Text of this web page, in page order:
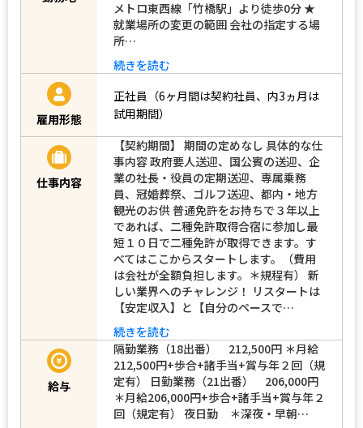
メトロ東西線「竹橋駅」より徒歩0分 ★
就業場所の変更の範囲 会社の指定する場
所…
続きを読む
雇用形態
正社員（6ヶ月間は契約社員、内3ヵ月は
試用期間）
仕事内容
【契約期間】 期間の定めなし 具体的な仕
事内容 政府要人送迎、国公賓の送迎、企
業の社長・役員の定期送迎、専属乗務
員、冠婚葬祭、ゴルフ送迎、都内・地方
観光のお供 普通免許をお持ちで３年以上
であれば、二種免許取得合宿に参加し最
短１０日で二種免許が取得できます。す
べてはここからスタートします。（費用
は会社が全額負担します。＊規程有） 新
しい業界へのチャレンジ！ リスタートは
【安定収入】と【自分のペースで…
続きを読む
給与
隔勤業務（18出番） 212,500円 ＊月給
212,500円+歩合+諸手当+賞与年２回（規
定有） 日勤業務（21出番） 206,000円
＊月給206,000円+歩合+諸手当+賞与年２
回（規定有） 夜日勤 ＊深夜・早朝…